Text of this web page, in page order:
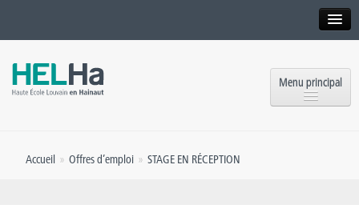
Formation continue et Recherche
Menu principal
Accueil » Offres d’emploi » STAGE EN RÉCEPTION